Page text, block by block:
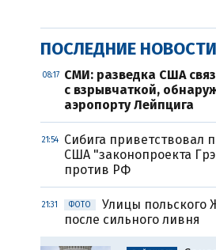
ПОСЛЕДНИЕ НОВОСТИ
08:17
СМИ: разведка США
с взрывчаткой,
аэропорту Лейпцига
21:54
Сибига приветствовал
США "законопроекта
против РФ
21:31 ФОТО
Улицы польского
после сильного ливня